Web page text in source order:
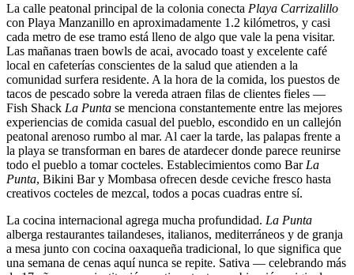
La calle peatonal principal de la colonia conecta Playa Carrizalillo
con Playa Manzanillo en aproximadamente 1.2 kilómetros, y casi
cada metro de ese tramo está lleno de algo que vale la pena visitar.
Las mañanas traen bowls de acai, avocado toast y excelente café
local en cafeterías conscientes de la salud que atienden a la
comunidad surfera residente. A la hora de la comida, los puestos de
tacos de pescado sobre la vereda atraen filas de clientes fieles —
Fish Shack La Punta se menciona constantemente entre las mejores
experiencias de comida casual del pueblo, escondido en un callejón
peatonal arenoso rumbo al mar. Al caer la tarde, las palapas frente a
la playa se transforman en bares de atardecer donde parece reunirse
todo el pueblo a tomar cocteles. Establecimientos como Bar La
Punta, Bikini Bar y Mombasa ofrecen desde ceviche fresco hasta
creativos cocteles de mezcal, todos a pocas cuadras entre sí.
La cocina internacional agrega mucha profundidad. La Punta
alberga restaurantes tailandeses, italianos, mediterráneos y de granja
a mesa junto con cocina oaxaqueña tradicional, lo que significa que
una semana de cenas aquí nunca se repite. Sativa — celebrando más